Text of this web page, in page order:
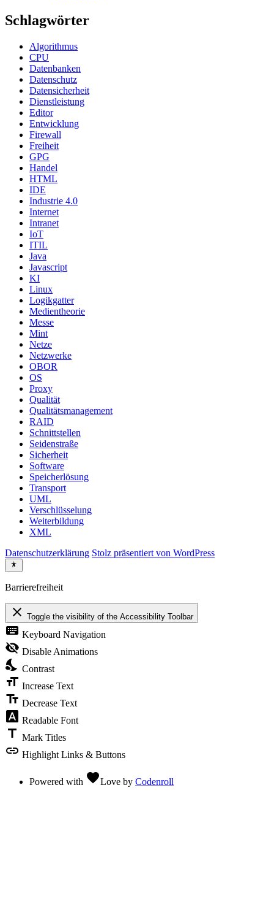
Schlagwörter
Algorithmus
CPU
Datenbanken
Datenschutz
Datensicherheit
Dienstleistung
Editor
Entwicklung
Firewall
Freiheit
GPG
Handel
HTML
IDE
Industrie 4.0
Internet
Intranet
IoT
ITIL
Java
Javascript
KI
Linux
Logikgatter
Medientheorie
Messe
Mint
Netze
Netzwerke
OBOR
OS
Proxy
Qualität
Qualitätsmanagement
RAID
Schnittstellen
Seidenstraße
Sicherheit
Software
Speicherlösung
Transport
UML
Verschlüsselung
Weiterbildung
XML
Datenschutzerklärung Stolz präsentiert von WordPress
Barrierefreiheit
close Toggle the visibility of the Accessibility Toolbar
keyboard Keyboard Navigation
visibility_off Disable Animations
nights_stay Contrast
format_size Increase Text
text_fields Decrease Text
font_download Readable Font
title Mark Titles
link Highlight Links & Buttons
Powered with favoriteLove by Codenroll